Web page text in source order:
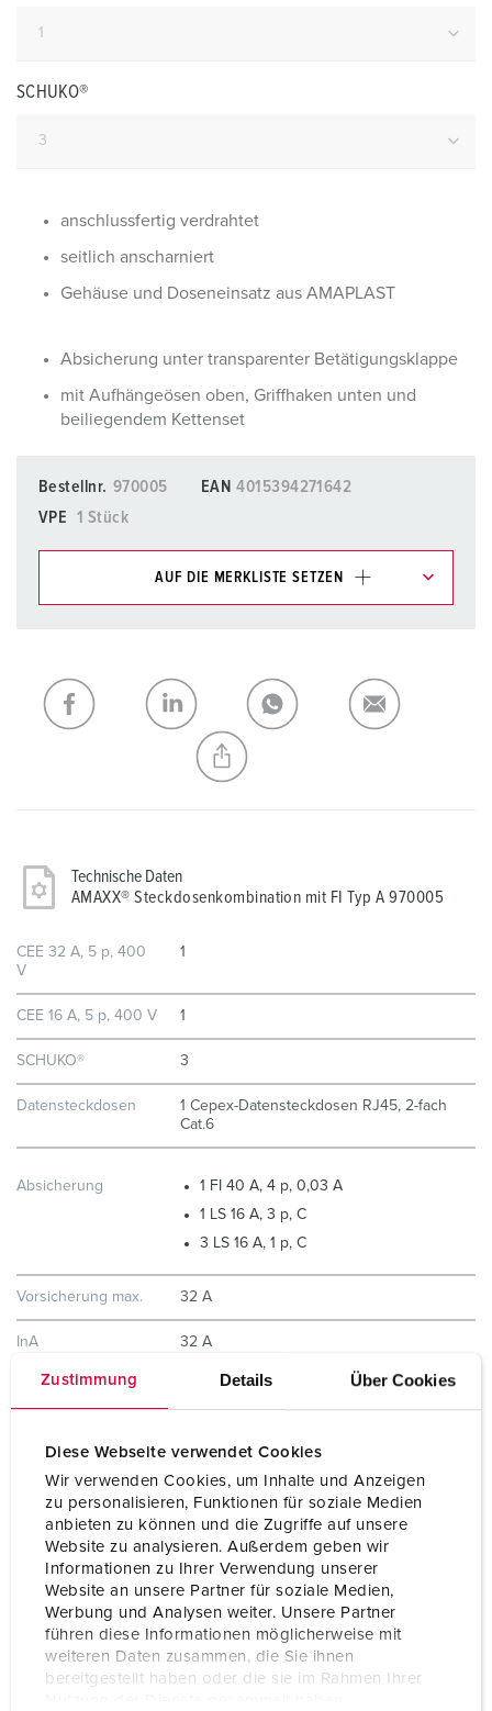
Zustimmung Details Über Cookies
Diese Webseite verwendet Cookies
Wir verwenden Cookies, um Inhalte und Anzeigen
zu personalisieren, Funktionen für soziale Medien
anbieten zu können und die Zugriffe auf unsere
Website zu analysieren. Außerdem geben wir
Informationen zu Ihrer Verwendung unserer
Website an unsere Partner für soziale Medien,
Werbung und Analysen weiter. Unsere Partner
führen diese Informationen möglicherweise mit
weiteren Daten zusammen, die Sie ihnen
bereitgestellt haben oder die sie im Rahmen Ihrer
SCHUKO®
anschlussfertig verdrahtet
seitlich anscharniert
Gehäuse und Doseneinsatz aus AMAPLAST
Absicherung unter transparenter Betätigungsklappe
mit Aufhängeösen oben, Griffhaken unten und
beiliegendem Kettenset
Bestellnr. 970005 EAN 4015394271642
VPE
1 Stück
AUF DIE MERKLISTE SETZEN
Meine Liste (0) HINZUFÜGEN
NEUE LISTE ERSTELLEN
Technische Daten
AMAXX® Steckdosenkombination mit FI Typ A 970005
CEE 32 A, 5 p, 400
V
1
CEE 16 A, 5 p, 400 V 1
SCHUKO® 3
Datensteckdosen
1 Cepex-Datensteckdosen RJ45, 2-fach
Cat.6
Absicherung
1 FI 40 A, 4 p, 0,03 A
1 LS 16 A, 3 p, C
3 LS 16 A, 1 p, C
Vorsicherung max. 32 A
InA 32 A
RDF
Anschluss /
für 1 Leitung bis 5 x 10 mm²
Schutzart IP44